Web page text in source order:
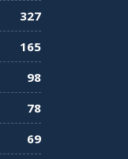
327
165
98
78
69